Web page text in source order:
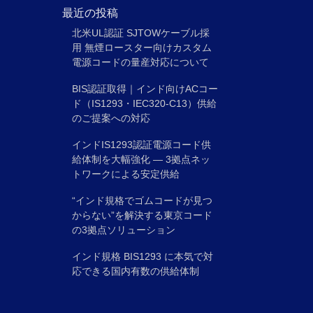
最近の投稿
北米UL認証 SJTOWケーブル採
用 無煙ロースター向けカスタム
電源コードの量産対応について
BIS認証取得｜インド向けACコー
ド（IS1293・IEC320-C13）供給
のご提案への対応
インドIS1293認証電源コード供
給体制を大幅強化 ― 3拠点ネッ
トワークによる安定供給
“インド規格でゴムコードが見つ
からない”を解決する東京コード
の3拠点ソリューション
インド規格 BIS1293 に本気で対
応できる国内有数の供給体制